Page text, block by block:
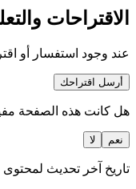
الاقتراحات
عند وجود استفسار أو
أرسل اقتراحك
هل كانت هذه الصفحة
نعم لا
تاريخ آخر تحديث